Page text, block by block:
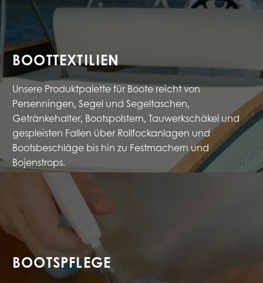
BOOTTEXTILIEN
Unsere Produktpalette für Boote reicht von
Persenningen, Segel und Segeltaschen,
Getränkehalter, Bootspolstern, Tauwerkschäkel und
gespleisten Fallen über Rollfockanlagen und
Bootsbeschläge bis hin zu Festmachern und
Bojenstrops.
BOOTSPFLEGE